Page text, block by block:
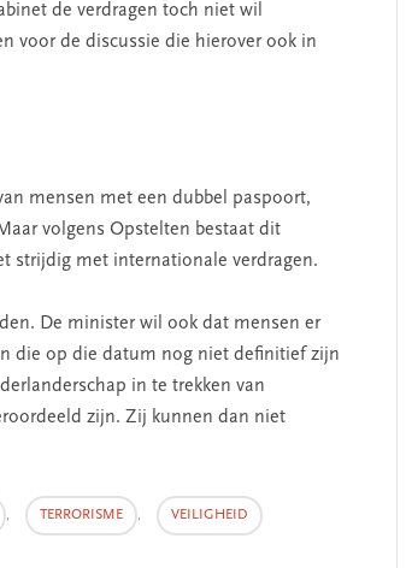
de verdragen toch niet wil
voor de discussie die hierover ook in
mensen met een dubbel paspoort,
volgens Opstelten bestaat dit
strijdig met internationale verdragen.
De minister wil ook dat mensen er
die op die datum nog niet definitief zijn
in te trekken van
zijn. Zij kunnen dan niet
, TERRORISME , VEILIGHEID